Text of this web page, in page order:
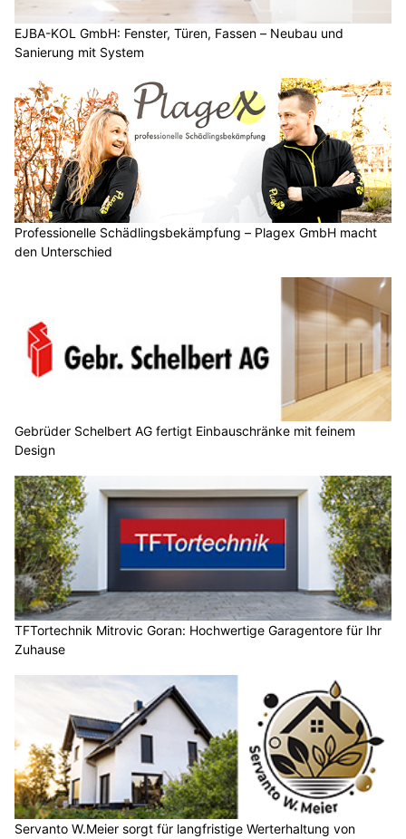
EJBA-KOL GmbH: Fenster, Türen, Fassen – Neubau und
Sanierung mit System
Professionelle Schädlingsbekämpfung – Plagex GmbH macht
den Unterschied
Gebrüder Schelbert AG fertigt Einbauschränke mit feinem
Design
TFTortechnik Mitrovic Goran: Hochwertige Garagentore für Ihr
Zuhause
Servanto W.Meier sorgt für langfristige Werterhaltung von